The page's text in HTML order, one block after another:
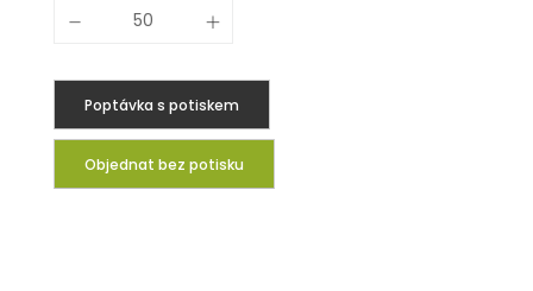
Poptávka s potiskem
Objednat bez potisku